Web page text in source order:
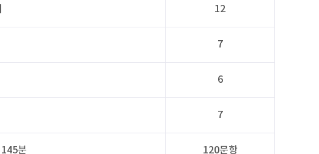
12
7
6
7
145분 120문항